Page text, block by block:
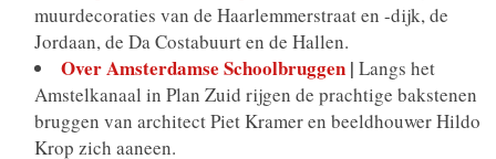
muurdecoraties van de Haarlemmerstraat en -dijk, de
Jordaan, de Da Costabuurt en de Hallen.
Over Amsterdamse Schoolbruggen | Langs het
Amstelkanaal in Plan Zuid rijgen de prachtige bakstenen
bruggen van architect Piet Kramer en beeldhouwer Hildo
Krop zich aaneen.